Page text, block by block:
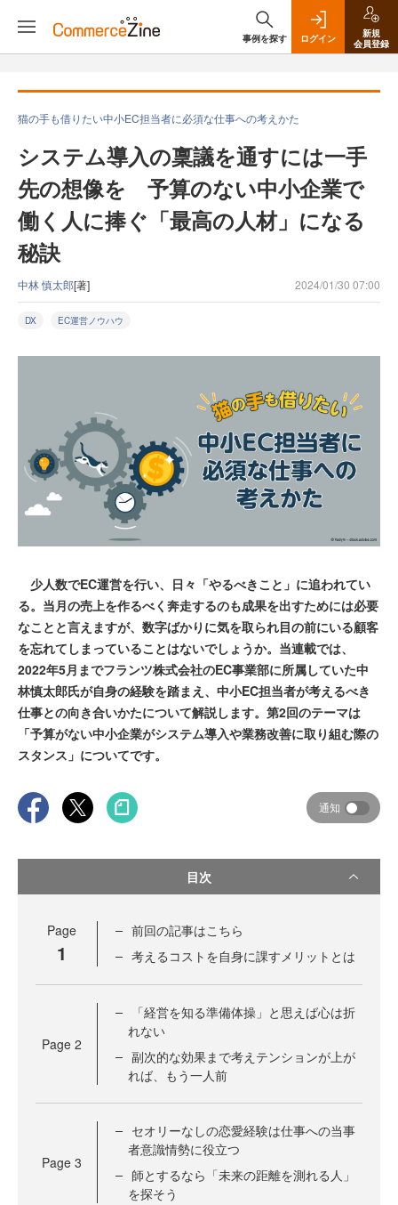
事例を探す ログイン
新規
会員登録
猫の手も借りたい中小EC担当者に必須な仕事への考えかた
システム導入の稟議を通すには一手
先の想像を 予算のない中小企業で
働く人に捧ぐ「最高の人材」になる
秘訣
中林 慎太郎[著] 2024/01/30 07:00
DX EC運営ノウハウ
少人数でEC運営を行い、日々「やるべきこと」に追われてい
る。当月の売上を作るべく奔走するのも成果を出すためには必要
なことと言えますが、数字ばかりに気を取られ目の前にいる顧客
を忘れてしまっていることはないでしょうか。当連載では、
2022年5月までフランツ株式会社のEC事業部に所属していた中
林慎太郎氏が自身の経験を踏まえ、中小EC担当者が考えるべき
仕事との向き合いかたについて解説します。第2回のテーマは
「予算がない中小企業がシステム導入や業務改善に取り組む際の
スタンス」についてです。
通知
目次
Page
1
前回の記事はこちら
考えるコストを自身に課すメリットとは
Page 2
「経営を知る準備体操」と思えば心は折
れない
副次的な効果まで考えテンションが上が
れば、もう一人前
Page 3
セオリーなしの恋愛経験は仕事への当事
者意識情勢に役立つ
師とするなら「未来の距離を測れる人」
を探そう